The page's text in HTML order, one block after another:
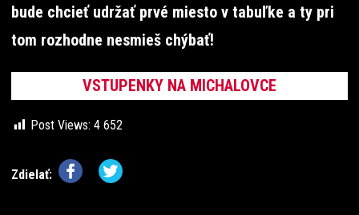
bude chcieť udržať prvé miesto v tabuľke a ty pri
tom rozhodne nesmieš chýbať!
VSTUPENKY NA MICHALOVCE
Post Views: 4 652
Zdielať: